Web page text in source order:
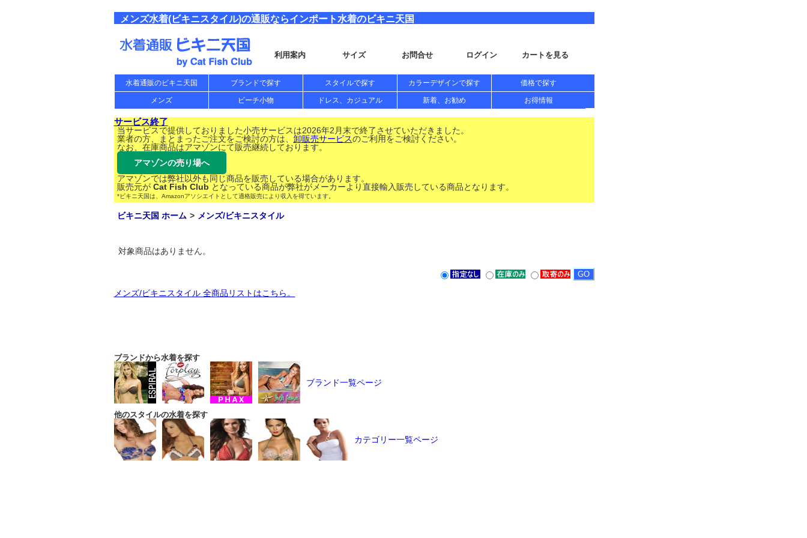
メンズ水着(ビキニスタイル)の通販ならインポート水着のビキニ天国
利用案内 サイズ お問合せ ログイン カートを見る
水着通販のビキニ天国 ブランドで探す スタイルで探す カラーデザインで探す 価格で探す
メンズ ビーチ小物 ドレス、カジュアル 新着、お勧め お得情報
サービス終了
当サービスで提供しておりました小売サービスは2026年2月末で終了させていただきました。
業者の方、まとまったご注文をご検討の方は、 卸販売サービスのご利用をご検討ください。
なお、在庫商品はアマゾンにて販売継続しております。
アマゾンの売り場へ
アマゾンでは弊社以外も同じ商品を販売している場合があります。
販売元が Cat Fish Club となっている商品が弊社がメーカーより直接輸入販売している商品となります。
*ビキニ天国は、Amazonアソシエイトとして適格販売により収入を得ています。
ビキニ天国 ホーム メンズ/ビキニスタイル
対象商品はありません。
メンズ/ビキニスタイル 全商品リストはこちら。
ブランドから水着を探す
ブランド一覧ページ
他のスタイルの水着を探す
カテゴリー一覧ページ